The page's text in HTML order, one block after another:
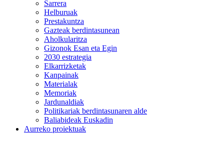
Sarrera
Helburuak
Prestakuntza
Gazteak berdintasunean
Aholkularitza
Gizonok Esan eta Egin
2030 estrategia
Elkarrizketak
Kanpainak
Materialak
Memoriak
Jardunaldiak
Politikariak berdintasunaren alde
Baliabideak Euskadin
Aurreko proiektuak